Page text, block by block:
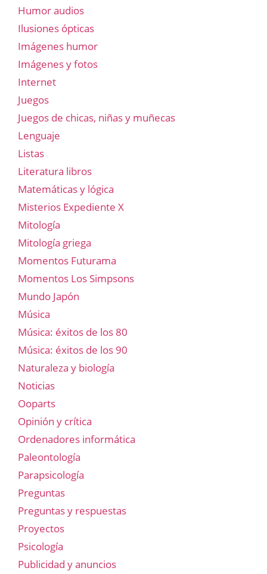
Humor audios
Ilusiones ópticas
Imágenes humor
Imágenes y fotos
Internet
Juegos
Juegos de chicas, niñas y muñecas
Lenguaje
Listas
Literatura libros
Matemáticas y lógica
Misterios Expediente X
Mitología
Mitología griega
Momentos Futurama
Momentos Los Simpsons
Mundo Japón
Música
Música: éxitos de los 80
Música: éxitos de los 90
Naturaleza y biología
Noticias
Ooparts
Opinión y crítica
Ordenadores informática
Paleontología
Parapsicología
Preguntas
Preguntas y respuestas
Proyectos
Psicología
Publicidad y anuncios